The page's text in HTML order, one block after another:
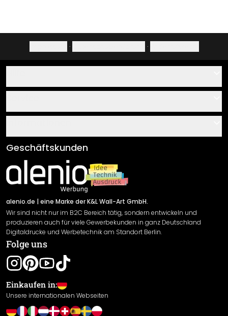
· ·
Über uns
Klebe- und Montageanleitungen
Newsletter An-/Abmeldung
Sendungsverfolgung
AGB
Impressum
Versand & Zahlung
Rücksendung
Widerrufsrecht
Datenschutzerklärung
Gewährleistung
Leistungserklärung / CE-Zeichen
Cookie Einstellungen
Geschäftskunden
alenio.de | eine Marke der K&L Wall-Art GmbH.
Wir sind nicht nur im B2C Bereich tätig, sondern entwickeln und
produzieren auch für viele Gewerbekunden in ganz Deutschland
Digitaldrucke und Werbetechnik am Standort Berlin.
Folge uns
Einkaufen in:
Unsere internationalen Webseiten